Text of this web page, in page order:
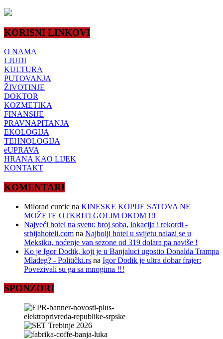
KORISNI LINKOVI
O NAMA
LJUDI
KULTURA
PUTOVANJA
ŽIVOTINJE
DOKTOR
KOZMETIKA
FINANSIJE
PRAVNAPITANJA
EKOLOGIJA
TEHNOLOGIJA
eUPRAVA
HRANA KAO LIJEK
KONTAKT
KOMENTARI
Milorad curcic na KINESKE KOPIJE SATOVA NE
MOŽETE OTKRITI GOLIM OKOM !!!
Najveći hotel na svetu: broj soba, lokacija i rekordi -
srbijahoteli.com na Najbolji hotel u svijetu nalazi se u
Meksiku, noćenje van sezone od 319 dolara pa naviše !
Ko je Igor Dodik, koji je u Banjaluci ugostio Donalda Trampa
Mlađeg? - Politički.rs na Igor Dodik je ultra dobar frajer:
Povezivali su ga sa mnogima !!!
SPONZORI